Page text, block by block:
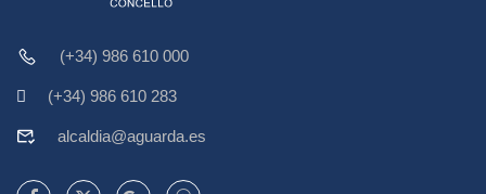
(+34) 986 610 000
(+34) 986 610 283
alcaldia@aguarda.es